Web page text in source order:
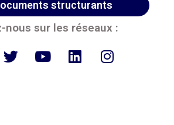
structurants
nous sur les réseaux :